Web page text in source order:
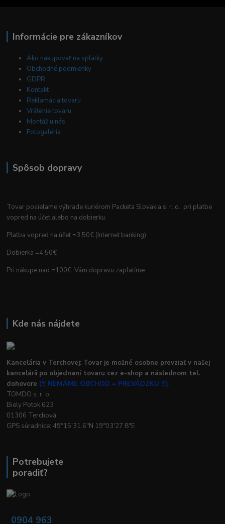
Informácie pre zákazníkov
Ako nakupovať na splátky
Obchodné podmienky
GDPR
Kontakt
Reklamácia tovaru
Vrátenie tovaru
Montáž u nás
Fotogaléria
Spôsob dopravy
Tovar posielame výhrade kuriérom Packeta Slovakia s. r. o. pri platbe
vopred na účet alebo na dobierku.
Platba vopred na účet =3,50€ (Internet banking)
Dobierka =4,50€
Pri nákupe nad =100€ Vám dopravu zaplatíme
Kde nás nájdete
Kancelária v Terchovej: Tovar je možné osobne prevziať v našej
kancelárii po objednaní tovaru cez e-shop a následnom tel.
dohovore (!!! NEMÁME OBCHOD = PREVÁDZKU !!!).
TOMDO s. r. o.
Biely Potok 623
01306 Terchová
GPS súradnice: 49°15'31.6"N 19°03'27.8"E
Potrebujete
poradiť?
0904 963